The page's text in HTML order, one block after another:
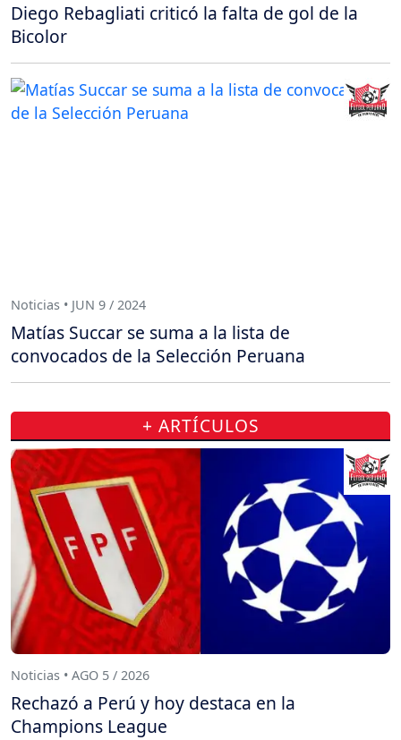
Diego Rebagliati criticó la falta de gol de la
Bicolor
Noticias • JUN 9 / 2024
Matías Succar se suma a la lista de
convocados de la Selección Peruana
+ ARTÍCULOS
Noticias • AGO 5 / 2026
Rechazó a Perú y hoy destaca en la
Champions League